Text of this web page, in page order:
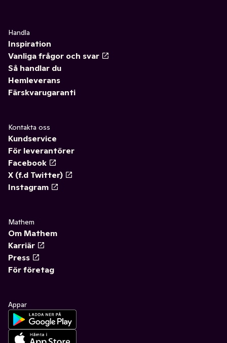
Handla
Inspiration
Vanliga frågor och svar
Så handlar du
Hemleverans
Färskvarugaranti
Kontakta oss
Kundservice
För leverantörer
Facebook
X (f.d Twitter)
Instagram
Mathem
Om Mathem
Karriär
Press
För företag
Appar